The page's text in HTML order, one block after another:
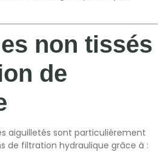
non tissés
de
aiguilletés sont particulièrement
de filtration hydraulique grâce à :